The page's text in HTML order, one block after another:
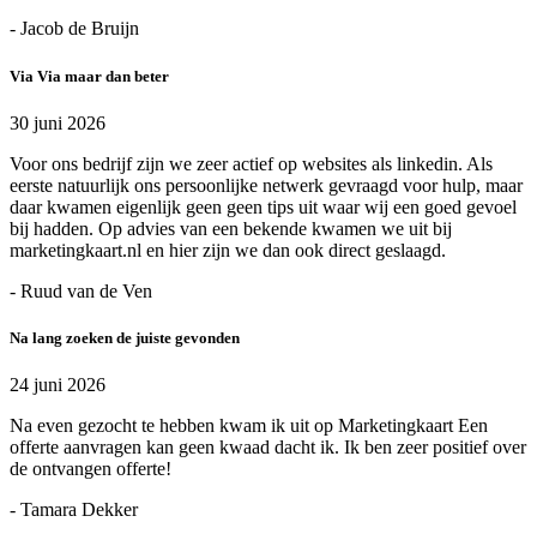
- Jacob de Bruijn
Via Via maar dan beter
30 juni 2026
Voor ons bedrijf zijn we zeer actief op websites als linkedin. Als
eerste natuurlijk ons persoonlijke netwerk gevraagd voor hulp, maar
daar kwamen eigenlijk geen geen tips uit waar wij een goed gevoel
bij hadden. Op advies van een bekende kwamen we uit bij
marketingkaart.nl en hier zijn we dan ook direct geslaagd.
- Ruud van de Ven
Na lang zoeken de juiste gevonden
24 juni 2026
Na even gezocht te hebben kwam ik uit op Marketingkaart Een
offerte aanvragen kan geen kwaad dacht ik. Ik ben zeer positief over
de ontvangen offerte!
- Tamara Dekker